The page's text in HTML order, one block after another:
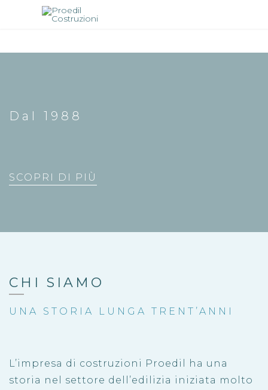
Dal 1988
SCOPRI DI PIÙ
CHI SIAMO
UNA STORIA LUNGA TRENT’ANNI
L’impresa di costruzioni Proedil ha una
storia nel settore dell’edilizia iniziata molto